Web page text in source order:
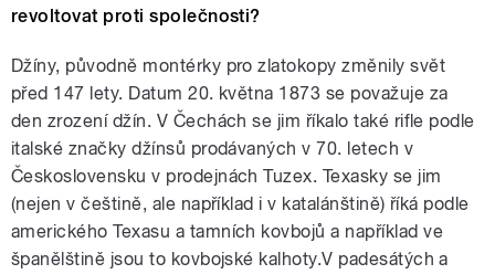
revoltovat proti společnosti?
Džíny, původně montérky pro zlatokopy změnily svět
před 147 lety. Datum 20. května 1873 se považuje za
den zrození džín. V Čechách se jim říkalo také rifle podle
italské značky džínsů prodávaných v 70. letech v
Československu v prodejnách Tuzex. Texasky se jim
(nejen v češtině, ale například i v katalánštině) říká podle
amerického Texasu a tamních kovbojů a například ve
španělštině jsou to kovbojské kalhoty.V padesátých a